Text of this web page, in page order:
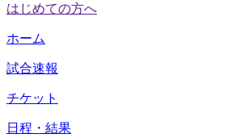
はじめての方へ
ホーム
試合速報
チケット
日程・結果